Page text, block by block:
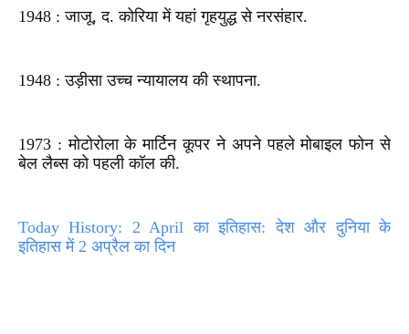
1948 : जाजू, द. कोरिया में यहां गृहयुद्ध से नरसंहार.
1948 : उड़ीसा उच्च न्यायालय की स्थापना.
1973 : मोटोरोला के मार्टिन कूपर ने अपने पहले मोबाइल फोन से
बेल लैब्स को पहली कॉल की.
Today History: 2 April का इतिहास: देश और दुनिया के
इतिहास में 2 अप्रैल का दिन